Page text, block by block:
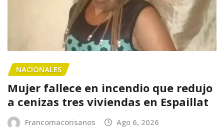
NACIONALES
Mujer fallece en incendio que redujo
a cenizas tres viviendas en Espaillat
Francomacorisanos Ago 6, 2026